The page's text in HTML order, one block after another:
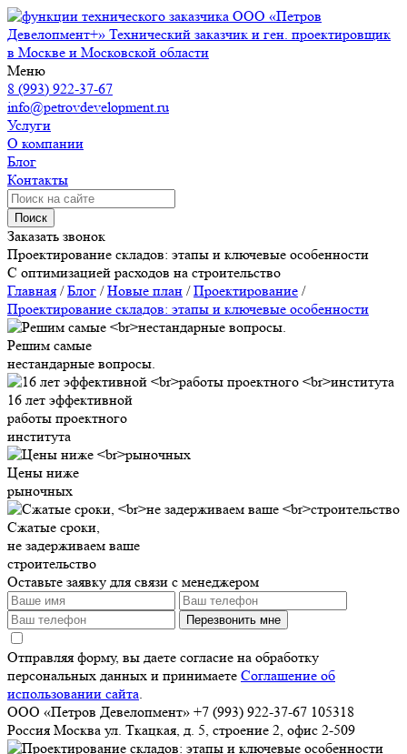
ООО «Петров
Девелопмент+» Технический заказчик и ген. проектировщик
в Москве и Московской области
Меню
8 (993) 922-37-67
info@petrovdevelopment.ru
Услуги
О компании
Блог
Контакты
Поиск
Заказать звонок
Проектирование складов: этапы и ключевые особенности
С оптимизацией расходов на строительство
Главная /Блог /Новые план /Проектирование /
Проектирование складов: этапы и ключевые особенности
Решим самые
нестандарные вопросы.
16 лет эффективной
работы проектного
института
Цены ниже
рыночных
Сжатые сроки,
не задерживаем ваше
строительство
Оставьте заявку для связи с менеджером
Перезвонить мне
Отправляя форму, вы даете согласие на обработку
персональных данных и принимаете Соглашение об
использовании сайта.
ООО «Петров Девелопмент» +7 (993) 922-37-67 105318
Россия Москва ул. Ткацкая, д. 5, строение 2, офис 2-509